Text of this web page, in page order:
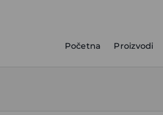
Početna Proizvodi